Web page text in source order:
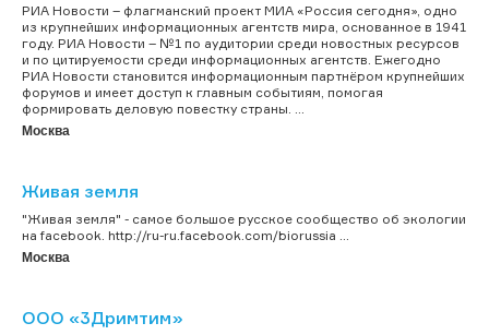
РИА Новости – флагманский проект МИА «Россия сегодня», одно
из крупнейших информационных агентств мира, основанное в 1941
году. РИА Новости – №1 по аудитории среди новостных ресурсов
и по цитируемости среди информационных агентств. Ежегодно
РИА Новости становится информационным партнёром крупнейших
форумов и имеет доступ к главным событиям, помогая
формировать деловую повестку страны. ...
Москва
Живая земля
"Живая земля" - самое большое русское сообщество об экологии
на facebook. http://ru-ru.facebook.com/biorussia ...
Москва
ООО «3Дримтим»